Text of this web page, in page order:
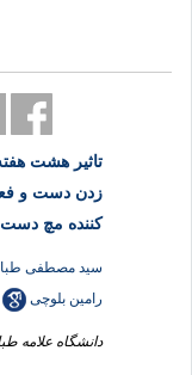
تاثیر هشت
زدن دست و
کننده مچ دست
سید مصطفی
رامین بلوچی
دانشگاه علامه